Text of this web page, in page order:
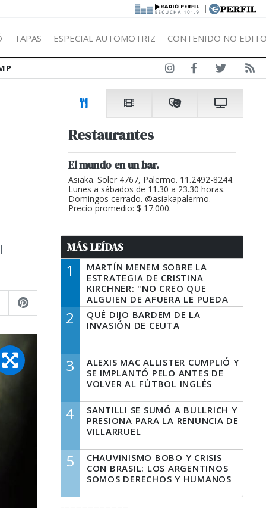
|
TAPAS ESPECIAL AUTOMOTRIZ CONTENIDO NO
Restaurantes
El mundo en un bar.
Asiaka. Soler 4767, Palermo. 11.2492-8244.
Lunes a sábados de 11.30 a 23.30 horas.
Domingos cerrado. @asiakapalermo.
Precio promedio: $ 17.000.
MÁS LEÍDAS
1
MARTÍN MENEM SOBRE LA
ESTRATEGIA DE CRISTINA
KIRCHNER: "NO CREO QUE
ALGUIEN DE AFUERA LE PUEDA
DECIR A LA JUSTICIA LO QUE
TIENE QUE HACER"
2
QUÉ DIJO BARDEM DE LA
INVASIÓN DE CEUTA
3
ALEXIS MAC ALLISTER CUMPLIÓ Y
SE IMPLANTÓ PELO ANTES DE
VOLVER AL FÚTBOL INGLÉS
4
SANTILLI SE SUMÓ A BULLRICH Y
PRESIONA PARA LA RENUNCIA DE
VILLARRUEL
5
CHAUVINISMO BOBO Y CRISIS
CON BRASIL: LOS ARGENTINOS
SOMOS DERECHOS Y HUMANOS